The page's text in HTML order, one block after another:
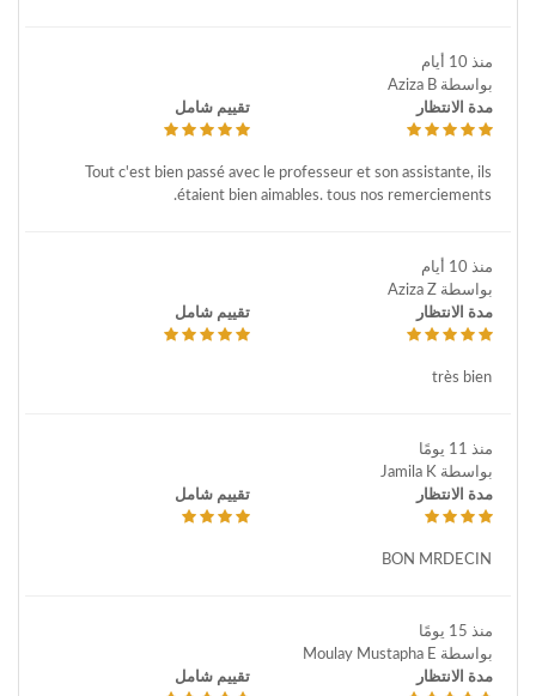
منذ 10 أيام
بواسطة Aziza B
مدة الانتظار
تقييم شامل
Tout c'est bien passé avec le professeur et son assistante, ils
étaient bien aimables. tous nos remerciements.
منذ 10 أيام
بواسطة Aziza Z
مدة الانتظار
تقييم شامل
très bien
منذ 11 يومًا
بواسطة Jamila K
مدة الانتظار
تقييم شامل
BON MRDECIN
منذ 15 يومًا
بواسطة Moulay Mustapha E
مدة الانتظار
تقييم شامل